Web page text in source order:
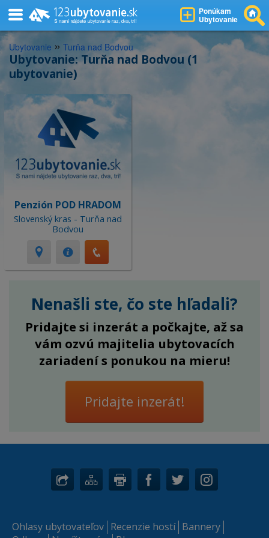
Ponúkam
Ubytovanie
Ubytovanie » Turňa nad Bodvou
Ubytovanie: Turňa nad Bodvou (1
ubytovanie)
Penzión POD HRADOM
Slovenský kras - Turňa nad
Bodvou
Nenašli ste, čo ste hľadali?
Pridajte si inzerát a počkajte, až sa
vám ozvú majitelia ubytovacích
zariadení s ponukou na mieru!
Pridajte inzerát!
Ohlasy ubytovateľov Recenzie hostí Bannery